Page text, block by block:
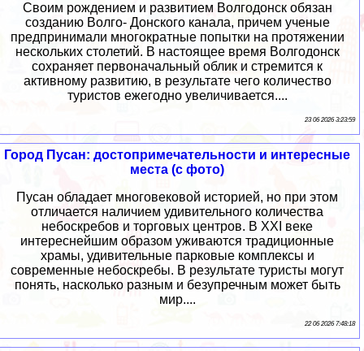
Своим рождением и развитием Волгодонск обязан
созданию Волго- Донского канала, причем ученые
предпринимали многократные попытки на протяжении
нескольких столетий. В настоящее время Волгодонск
сохраняет первоначальный облик и стремится к
активному развитию, в результате чего количество
туристов ежегодно увеличивается....
23 06 2026 3:23:59
Город Пусан: достопримечательности и интересные
места (с фото)
Пусан обладает многовековой историей, но при этом
отличается наличием удивительного количества
небоскребов и торговых центров. В XXI веке
интереснейшим образом уживаются традиционные
храмы, удивительные парковые комплексы и
современные небоскребы. В результате туристы могут
понять, насколько разным и безупречным может быть
мир....
22 06 2026 7:48:18